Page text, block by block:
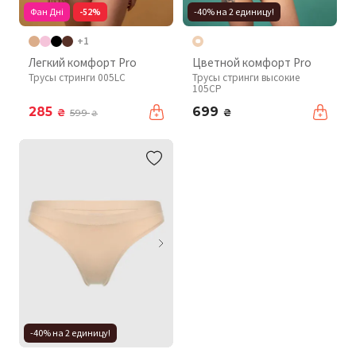
Фан Дні -52%
+1
Легкий комфорт Pro
Трусы стринги 005LC
285 ₴ 599₴
-40% на 2 единицу!
Цветной комфорт Pro
Трусы стринги высокие
105CP
699 ₴
-40% на 2 единицу!